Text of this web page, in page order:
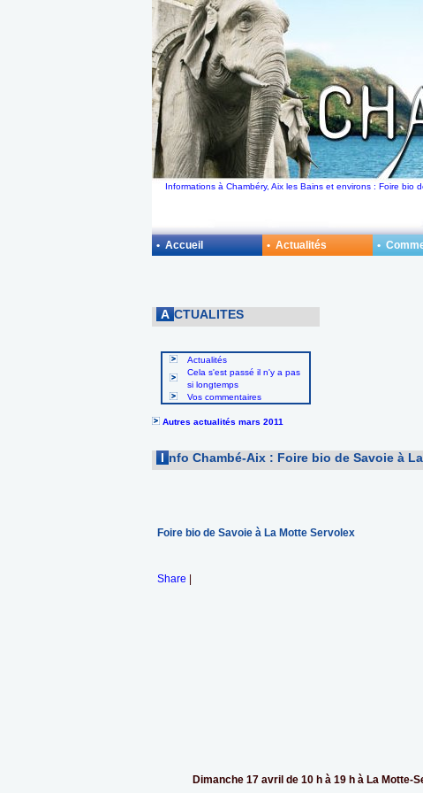
Informations à Chambéry, Aix les Bains et environs : Foire bio
A CTUALITES
Actualités
Cela s'est passé il n'y a pas
si longtemps
Vos commentaires
Autres actualités mars 2011
I nfo Chambé-Aix : Foire bio de Savoie à
Foire bio de Savoie à La Motte Servolex
Share
Dimanche 17 avril de 10 h à 19 h à La Motte-
• Accueil • Actualités •